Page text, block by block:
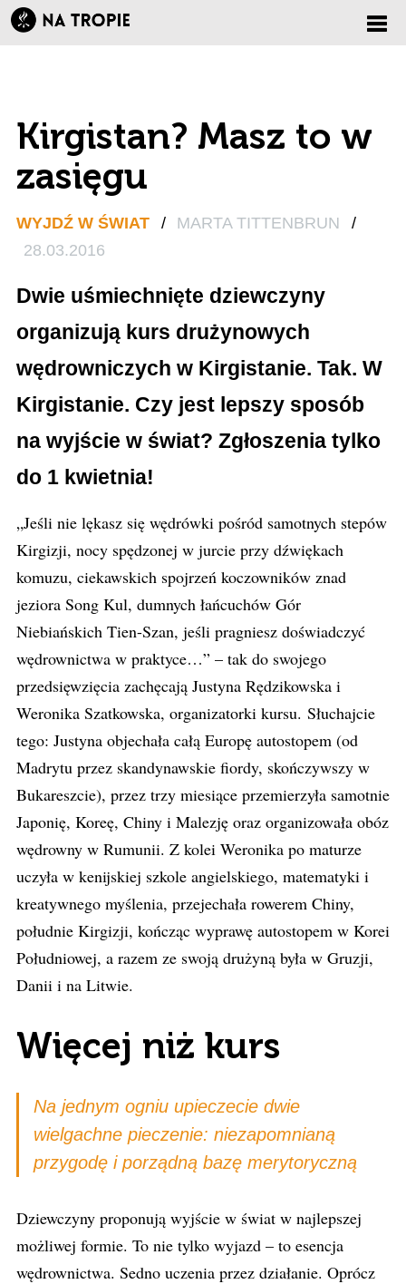
Kirgistan? Masz to w
zasięgu
WYJDŹ W ŚWIAT / MARTA TITTENBRUN
/
28.03.2016
Dwie uśmiechnięte dziewczyny
organizują kurs drużynowych
wędrowniczych w Kirgistanie. Tak. W
Kirgistanie. Czy jest lepszy sposób
na wyjście w świat? Zgłoszenia tylko
do 1 kwietnia!
„Jeśli nie lękasz się wędrówki pośród samotnych stepów
Kirgizji, nocy spędzonej w jurcie przy dźwiękach
komuzu, ciekawskich spojrzeń koczowników znad
jeziora Song Kul, dumnych łańcuchów Gór
Niebiańskich Tien-Szan, jeśli pragniesz doświadczyć
wędrownictwa w praktyce…” – tak do swojego
przedsięwzięcia zachęcają Justyna Rędzikowska i
Weronika Szatkowska, organizatorki kursu. Słuchajcie
tego: Justyna objechała całą Europę autostopem (od
Madrytu przez skandynawskie fiordy, skończywszy w
Bukareszcie), przez trzy miesiące przemierzyła samotnie
Japonię, Koreę, Chiny i Malezję oraz organizowała obóz
wędrowny w Rumunii. Z kolei Weronika po maturze
uczyła w kenijskiej szkole angielskiego, matematyki i
kreatywnego myślenia, przejechała rowerem Chiny,
południe Kirgizji, kończąc wyprawę autostopem w Korei
Południowej, a razem ze swoją drużyną była w Gruzji,
Danii i na Litwie.
Więcej niż kurs
Na jednym ogniu upieczecie dwie
wielgachne pieczenie: niezapomnianą
przygodę i porządną bazę merytoryczną
Dziewczyny proponują wyjście w świat w najlepszej
możliwej formie. To nie tylko wyjazd – to esencja
wędrownictwa. Sedno uczenia przez działanie. Oprócz